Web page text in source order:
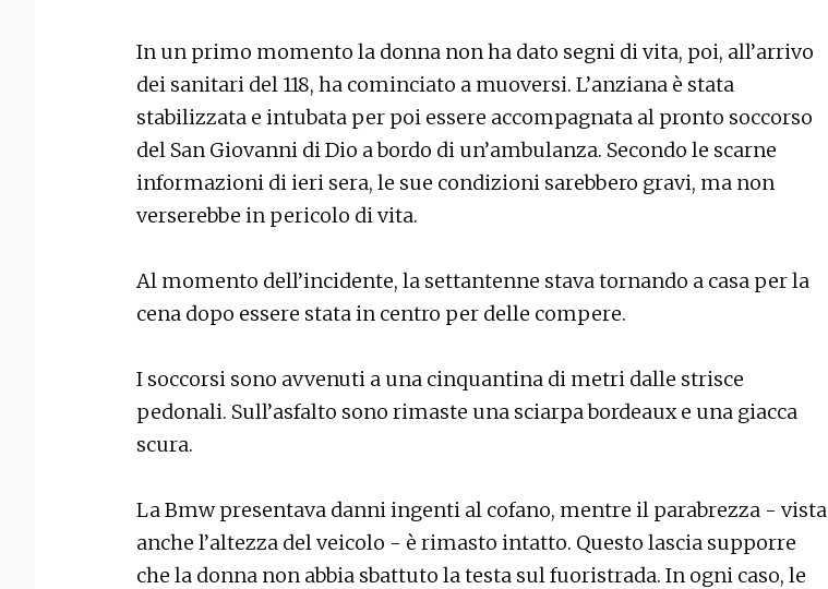
In un primo momento la donna non ha dato segni di vita, poi, all’arrivo
dei sanitari del 118, ha cominciato a muoversi. L’anziana è stata
stabilizzata e intubata per poi essere accompagnata al pronto soccorso
del San Giovanni di Dio a bordo di un’ambulanza. Secondo le scarne
informazioni di ieri sera, le sue condizioni sarebbero gravi, ma non
verserebbe in pericolo di vita.
Al momento dell’incidente, la settantenne stava tornando a casa per la
cena dopo essere stata in centro per delle compere.
I soccorsi sono avvenuti a una cinquantina di metri dalle strisce
pedonali. Sull’asfalto sono rimaste una sciarpa bordeaux e una giacca
scura.
La Bmw presentava danni ingenti al cofano, mentre il parabrezza - vista
anche l’altezza del veicolo - è rimasto intatto. Questo lascia supporre
che la donna non abbia sbattuto la testa sul fuoristrada. In ogni caso, le